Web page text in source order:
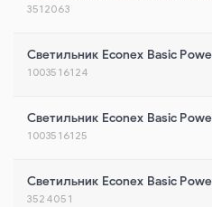
3512063
Светильник Econex Basic
1003516124
Светильник Econex Basic
1003516125
Светильник Econex Basic
3524051